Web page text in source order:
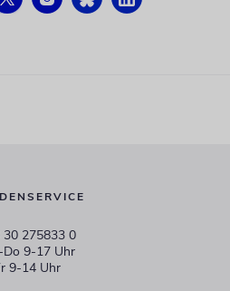
30 275833 0
Do 9-17 Uhr
9-14 Uhr